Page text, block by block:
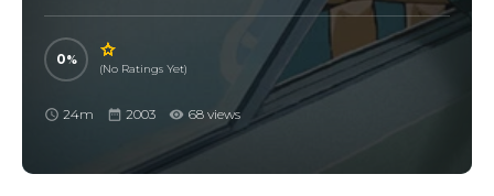
0
(No Ratings Yet)
24m 2003 68 views